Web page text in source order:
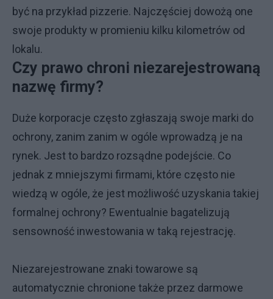
być na przykład pizzerie. Najczęściej dowożą one
swoje produkty w promieniu kilku kilometrów od
lokalu.
Czy prawo chroni niezarejestrowaną
nazwę firmy?
Duże korporacje często zgłaszają swoje marki do
ochrony, zanim zanim w ogóle wprowadzą je na
rynek. Jest to bardzo rozsądne podejście. Co
jednak z mniejszymi firmami, które często nie
wiedzą w ogóle, że jest możliwość uzyskania takiej
formalnej ochrony? Ewentualnie bagatelizują
sensowność inwestowania w taką rejestrację.
Niezarejestrowane znaki towarowe są
automatycznie chronione także przez darmowe